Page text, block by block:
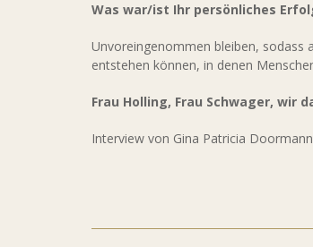
Was war/ist Ihr persönliches
Unvoreingenommen bleiben, sodass
entstehen können, in denen
Frau Holling, Frau Schwager, wir
Interview von Gina Patricia